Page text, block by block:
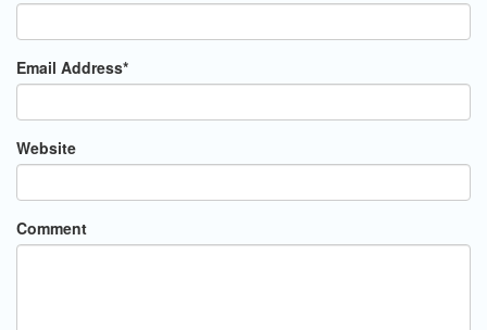
Email Address*
Website
Comment